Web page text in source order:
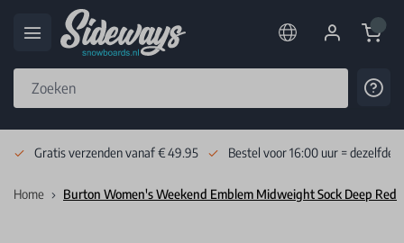
Cart
Gratis verzenden vanaf € 49.95 Bestel voor 16:00 uur = dezelfde
Home Burton Women's Weekend Emblem Midweight Sock Deep Red